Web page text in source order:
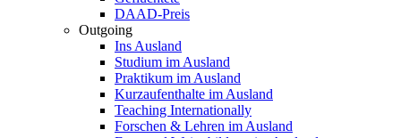
DAAD-Preis
Outgoing
Ins Ausland
Studium im Ausland
Praktikum im Ausland
Kurzaufenthalte im Ausland
Teaching Internationally
Forschen & Lehren im Ausland